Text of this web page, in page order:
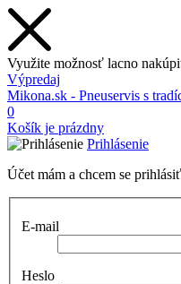
Využite možnosť lacno
Výpredaj
Mikona.sk - Pneuservis s
0
Košík je prázdny
Prihlásenie
Účet mám a chcem se prihlásiť
E-mail
Heslo